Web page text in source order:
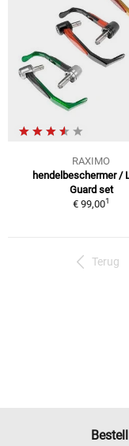
RAXIMO
hendelbeschermer /
Guard set
€ 99,001
Terug